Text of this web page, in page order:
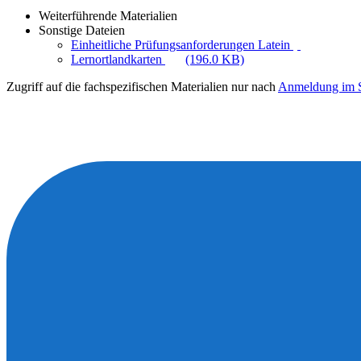
Weiterführende Materialien
Sonstige Dateien
Einheitliche Prüfungsanforderungen Latein
Lernortlandkarten
(196.0 KB)
Zugriff auf die fachspezifischen Materialien nur nach Anmeldung im